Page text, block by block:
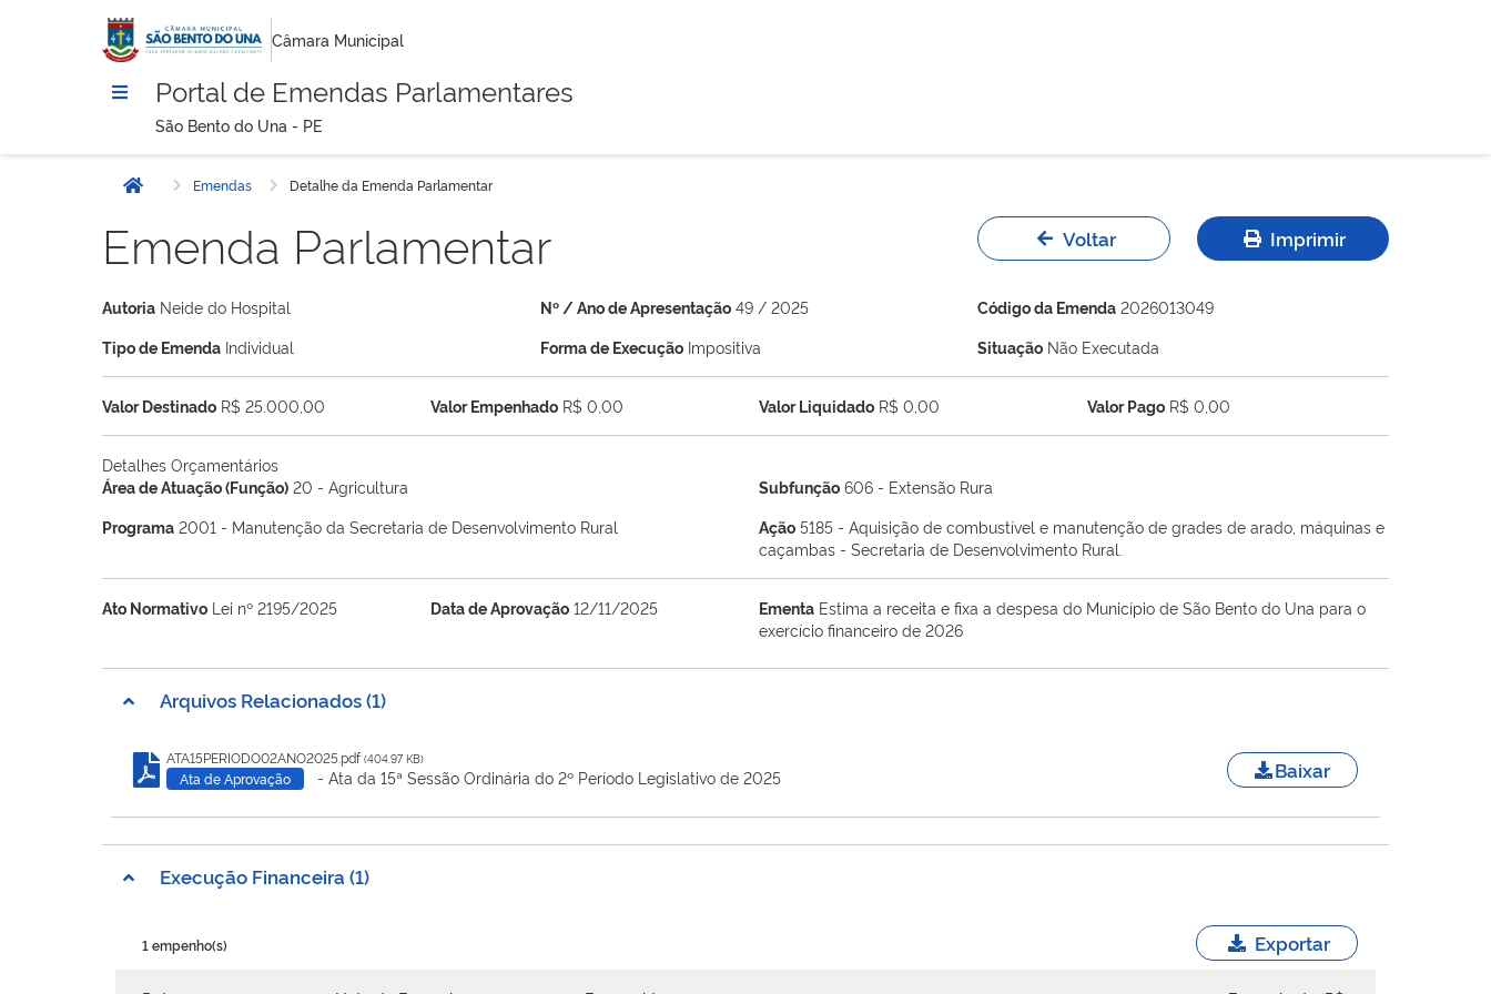
Câmara Municipal
Portal de Emendas Parlamentares
São Bento do Una - PE
Início Emendas Detalhe da Emenda Parlamentar
Emenda Parlamentar Voltar Imprimir
Autoria Neide do Hospital Nº / Ano de Apresentação 49 / 2025 Código da Emenda 2026013049
Tipo de Emenda Individual Forma de Execução Impositiva Situação Não Executada
Valor Destinado R$ 25.000,00 Valor Empenhado R$ 0,00 Valor Liquidado R$ 0,00 Valor Pago R$ 0,00
Detalhes Orçamentários
Área de Atuação (Função) 20 - Agricultura Subfunção 606 - Extensão Rura
Programa 2001 - Manutenção da Secretaria de Desenvolvimento Rural Ação 5185 - Aquisição de combustível e manutenção de grades de arado, máquinas e
caçambas - Secretaria de Desenvolvimento Rural.
Ato Normativo Lei nº 2195/2025 Data de Aprovação 12/11/2025 Ementa Estima a receita e fixa a despesa do Município de São Bento do Una para o
exercício financeiro de 2026
Arquivos Relacionados (1)
ATA15PERIODO02ANO2025.pdf(404.97 KB)
Ata de Aprovação - Ata da 15ª Sessão Ordinária do 2º Período Legislativo de 2025 Baixar
Execução Financeira (1)
1 empenho(s) Exportar